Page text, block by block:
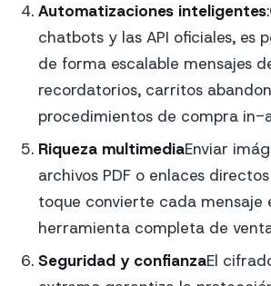
Automatizaciones inteligentes
chatbots y las API oficiales, es
de forma escalable mensajes
recordatorios, carritos
procedimientos de compra in-
Riqueza multimediaEnviar
archivos PDF o enlaces
toque convierte cada mensaje
herramienta completa de
Seguridad y confianzaEl